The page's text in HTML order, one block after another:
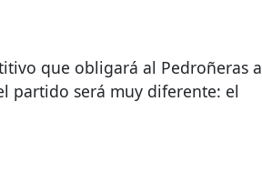
que obligará al Pedroñeras a
partido será muy diferente: el